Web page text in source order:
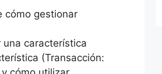
cómo gestionar
una característica
(Transacción: